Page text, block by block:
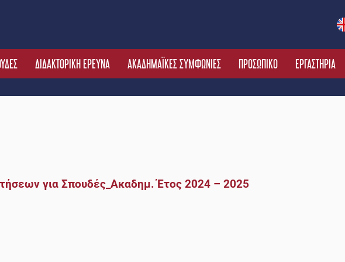
ΔΙΔΑΚΤΟΡΙΚΗ ΕΡΕΥΝΑ ΑΚΑΔΗΜΑΪΚΕΣ ΣΥΜΦΩΝΙΕΣ ΠΡΟΣΩΠΙΚΟ ΕΡΓΑΣΤΗΡΙΑ
για Σπουδές_Ακαδημ. Έτος 2024 – 2025